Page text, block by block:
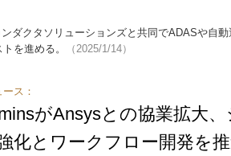
ダクタソリューションズと共同でADASや自
を進める。
（2025/1/14）
ス：
がAnsysとの協業拡大
化とワークフロー開発を